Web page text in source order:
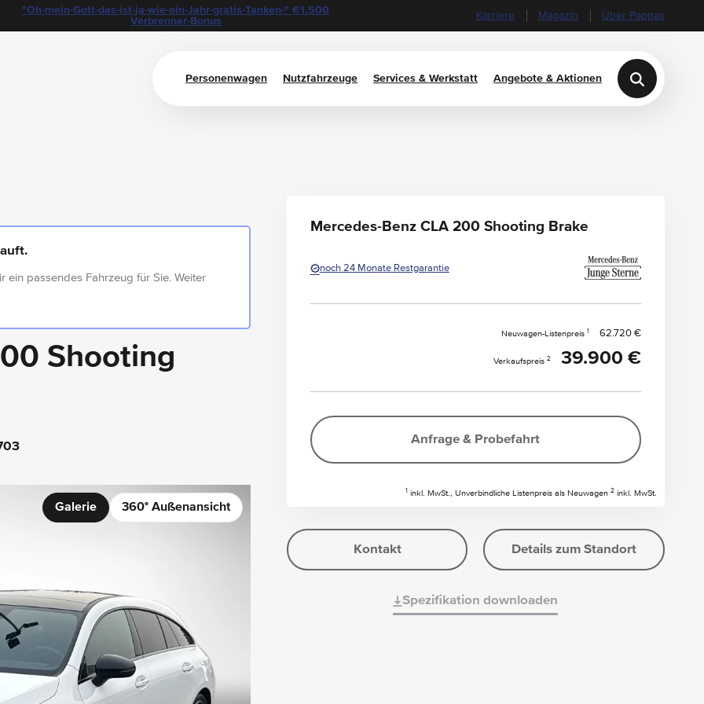
"Oh-mein-Gott-das-ist-ja-wie-ein-Jahr-gratis-Tanken-" €1.500
Verbrenner-Bonus
Karriere Magazin Über Pappas
Personenwagen Nutzfahrzeuge Services & Werkstatt Angebote & Aktionen
passendes Fahrzeug für Sie. Weiter
Shooting
Galerie 360° Außenansicht
Mercedes-Benz CLA 200 Shooting Brake
noch 24 Monate Restgarantie
Neuwagen-Listenpreis 1 62.720 €
Verkaufspreis 2 39.900 €
Anfrage & Probefahrt
1 inkl. MwSt., Unverbindliche Listenpreis als Neuwagen 2 inkl. MwSt.
Kontakt Details zum Standort
Spezifikation downloaden